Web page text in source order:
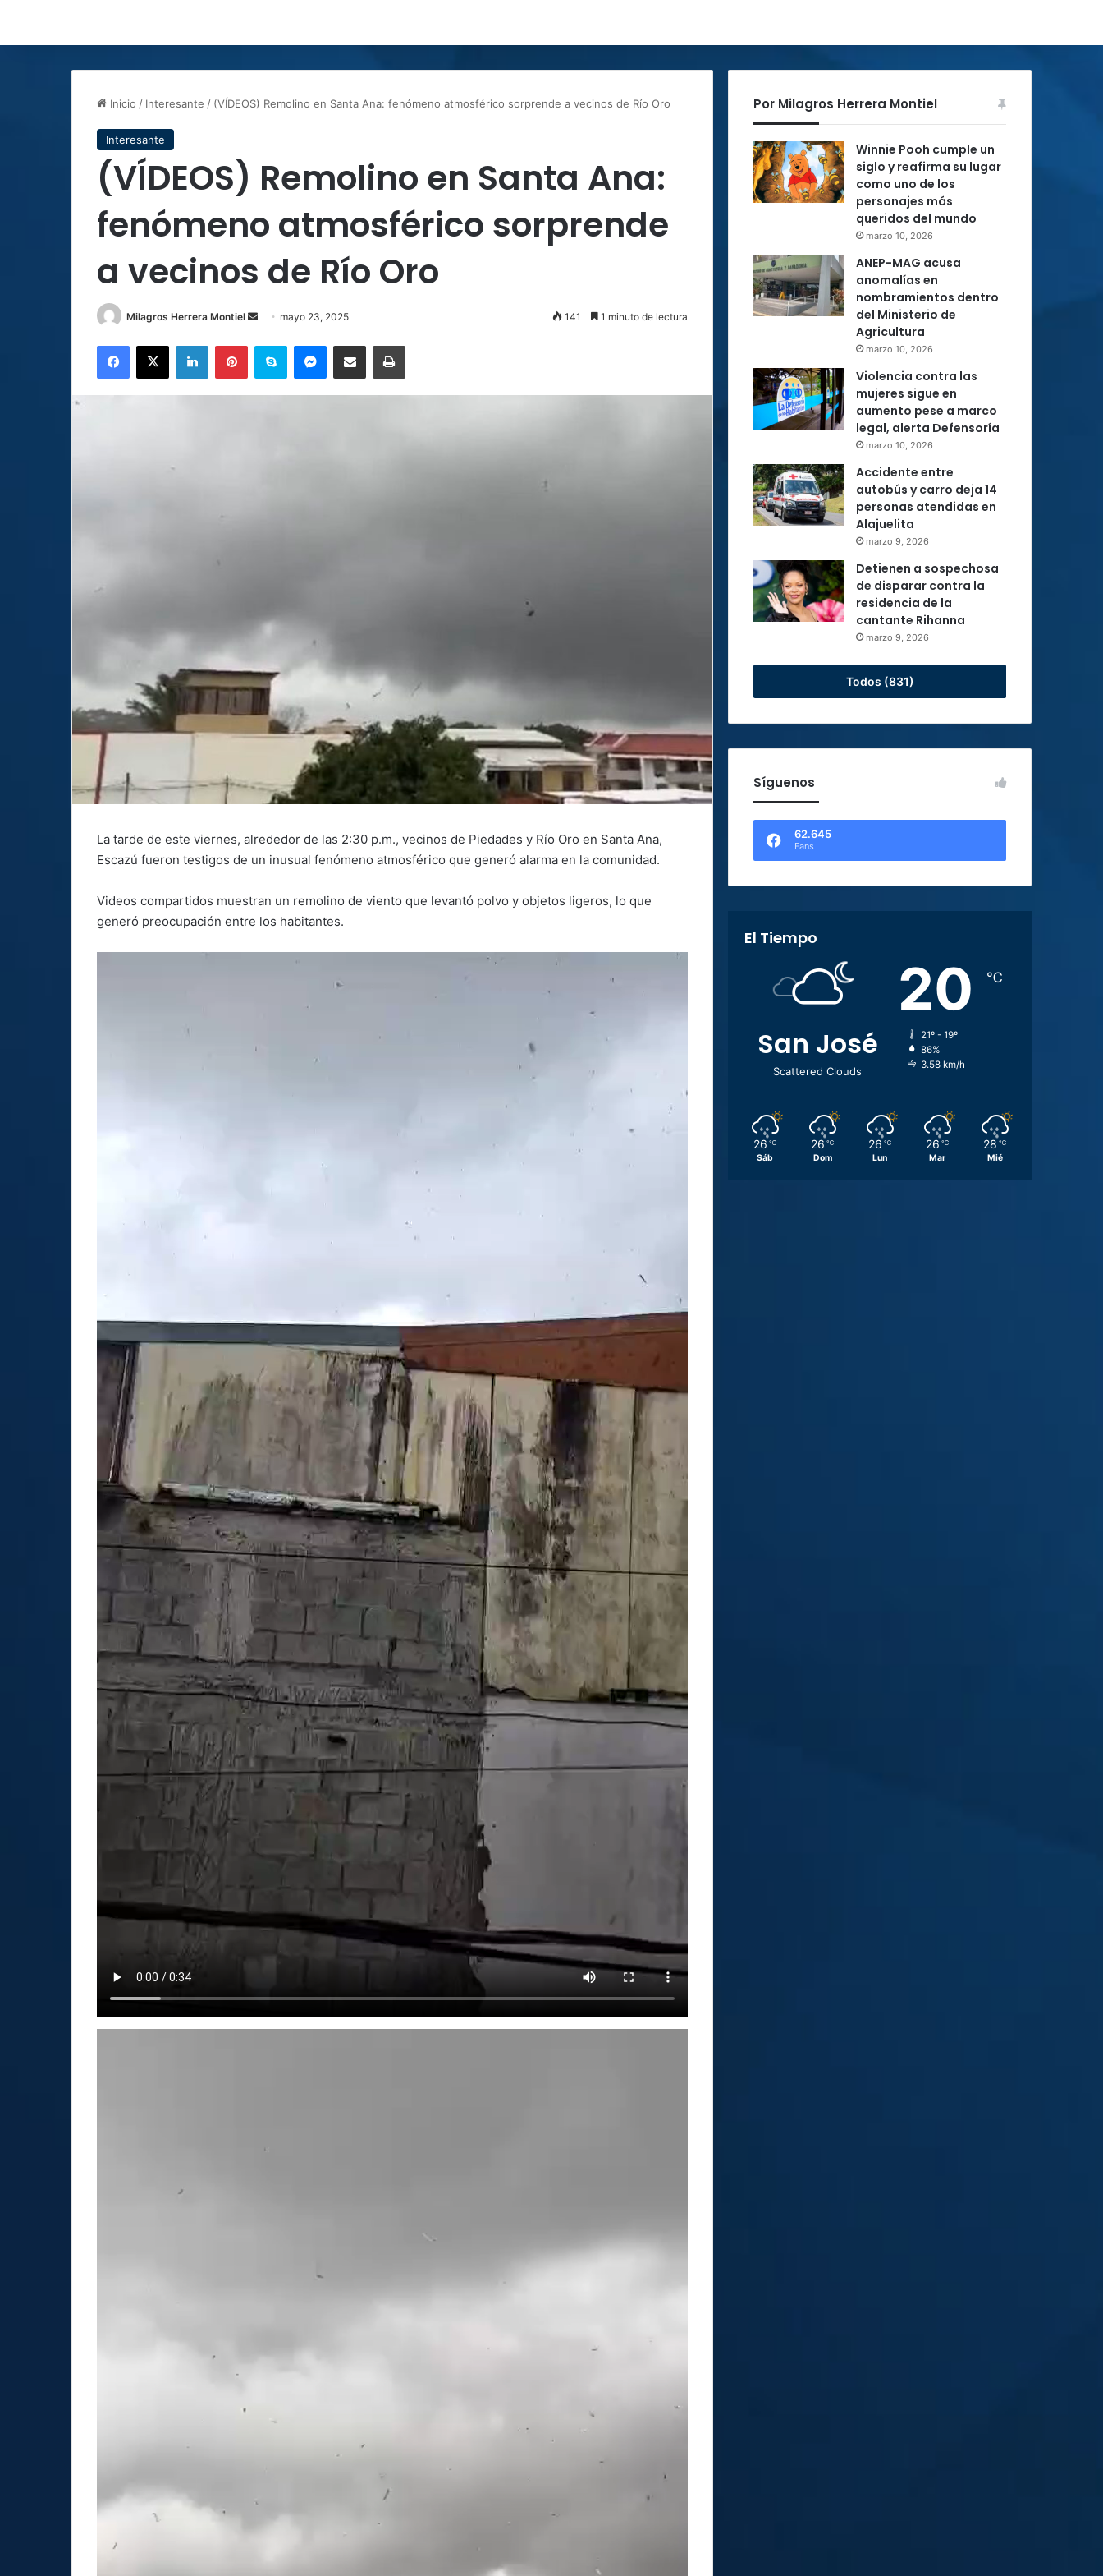
Inicio / Interesante / (VÍDEOS) Remolino en Santa Ana: fenómeno atmosférico sorprende a vecinos de Río Oro
Interesante
(VÍDEOS) Remolino en Santa Ana:
fenómeno atmosférico sorprende
a vecinos de Río Oro
Milagros Herrera Montiel
Send
email
mayo 23, 2025 141 1 minuto de lectura
Facebook
X LinkedInPinterestSkype MessengerCompartir por correo electrónicoImprimir
La tarde de este viernes, alrededor de las 2:30 p.m., vecinos de Piedades y Río Oro en Santa Ana,
Escazú fueron testigos de un inusual fenómeno atmosférico que generó alarma en la comunidad.
Videos compartidos muestran un remolino de viento que levantó polvo y objetos ligeros, lo que
generó preocupación entre los habitantes.
Por Milagros Herrera Montiel
Winnie Pooh cumple un
siglo y reafirma su lugar
como uno de los
personajes más
queridos del mundo
marzo 10, 2026
ANEP-MAG acusa
anomalías en
nombramientos dentro
del Ministerio de
Agricultura
marzo 10, 2026
Violencia contra las
mujeres sigue en
aumento pese a marco
legal, alerta Defensoría
marzo 10, 2026
Accidente entre
autobús y carro deja 14
personas atendidas en
Alajuelita
marzo 9, 2026
Detienen a sospechosa
de disparar contra la
residencia de la
cantante Rihanna
marzo 9, 2026
Todos (831)
Síguenos
62.645
Fans
El Tiempo
San José
Scattered Clouds
20 ℃
21º - 19º
86%
3.58 km/h
26 ℃
Sáb
26 ℃
Dom
26 ℃
Lun
26 ℃
Mar
28 ℃
Mié